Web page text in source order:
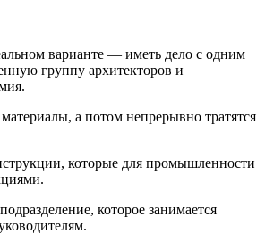
варианте — иметь дело с одним
группу архитекторов и
а потом непрерывно тратятся
которые для промышленности
которое занимается